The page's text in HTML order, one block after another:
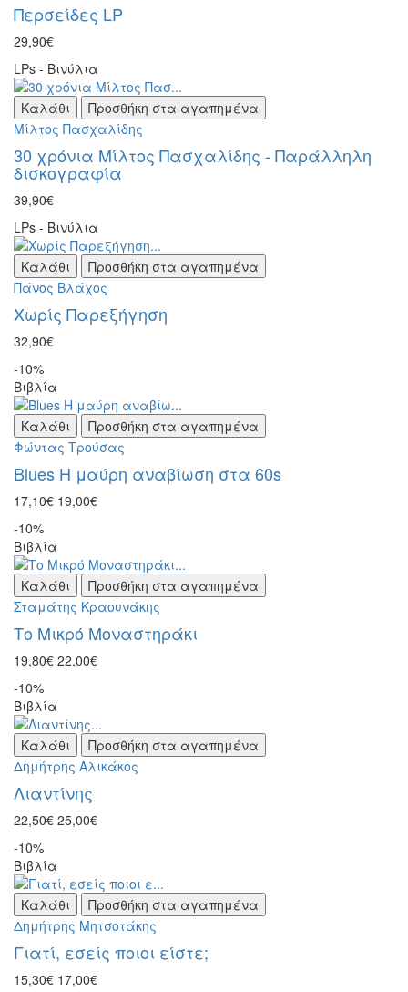
Περσείδες LP
29,90€
LPs - Βινύλια
Καλάθι
Προσθήκη στα αγαπημένα
Μίλτος Πασχαλίδης
30 χρόνια Μίλτος Πασχαλίδης - Παράλληλη
δισκογραφία
39,90€
LPs - Βινύλια
Καλάθι
Προσθήκη στα αγαπημένα
Πάνος Βλάχος
Χωρίς Παρεξήγηση
32,90€
-10%
Βιβλία
Καλάθι
Προσθήκη στα αγαπημένα
Φώντας Τρούσας
Blues Η μαύρη αναβίωση στα 60s
17,10€ 19,00€
-10%
Βιβλία
Καλάθι
Προσθήκη στα αγαπημένα
Σταμάτης Κραουνάκης
Το Μικρό Μοναστηράκι
19,80€ 22,00€
-10%
Βιβλία
Καλάθι
Προσθήκη στα αγαπημένα
Δημήτρης Αλικάκος
Λιαντίνης
22,50€ 25,00€
-10%
Βιβλία
Καλάθι
Προσθήκη στα αγαπημένα
Δημήτρης Μητσοτάκης
Γιατί, εσείς ποιοι είστε;
15,30€ 17,00€